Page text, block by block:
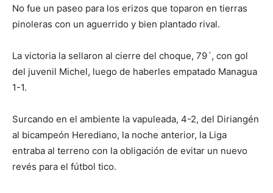
No fue un paseo para los erizos que toparon en tierras
pinoleras con un aguerrido y bien plantado rival.
La victoria la sellaron al cierre del choque, 79´, con gol
del juvenil Michel, luego de haberles empatado Managua
1-1.
Surcando en el ambiente la vapuleada, 4-2, del Diriangén
al bicampeón Herediano, la noche anterior, la Liga
entraba al terreno con la obligación de evitar un nuevo
revés para el fútbol tico.